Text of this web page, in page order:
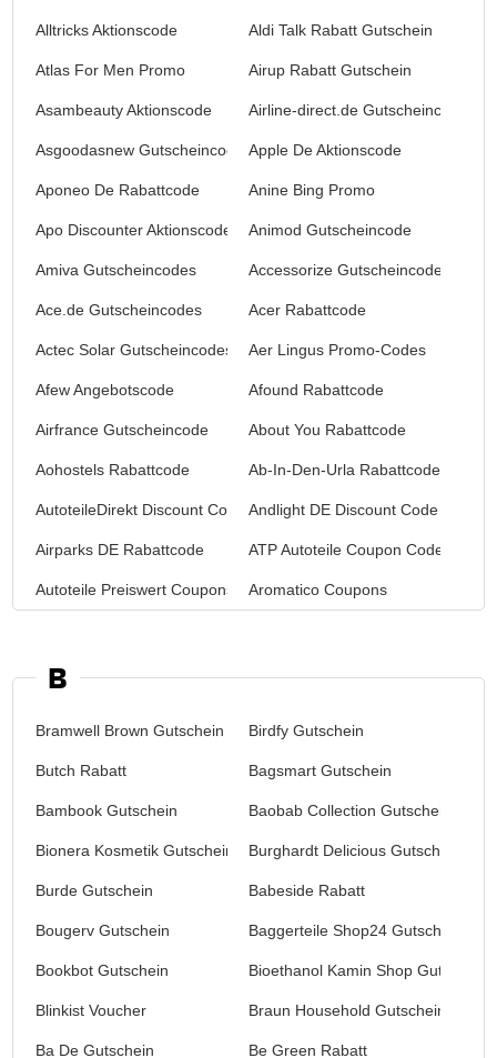
Alltricks Aktionscode Aldi Talk Rabatt Gutschein
Atlas For Men Promo Airup Rabatt Gutschein
Asambeauty Aktionscode Airline-direct.de Gutscheincodes
Asgoodasnew GutscheincodesApple De Aktionscode
Aponeo De Rabattcode Anine Bing Promo
Apo Discounter Aktionscode Animod Gutscheincode
Amiva Gutscheincodes Accessorize Gutscheincodes
Ace.de Gutscheincodes Acer Rabattcode
Actec Solar Gutscheincodes Aer Lingus Promo-Codes
Afew Angebotscode Afound Rabattcode
Airfrance Gutscheincode About You Rabattcode
Aohostels Rabattcode Ab-In-Den-Urla Rabattcode
AutoteileDirekt Discount Code Andlight DE Discount Code
Airparks DE Rabattcode ATP Autoteile Coupon Code
Autoteile Preiswert Coupons Aromatico Coupons
B
Bramwell Brown Gutschein Birdfy Gutschein
Butch Rabatt Bagsmart Gutschein
Bambook Gutschein Baobab Collection Gutschein
Bionera Kosmetik Gutschein Burghardt Delicious Gutschein
Burde Gutschein Babeside Rabatt
Bougerv Gutschein Baggerteile Shop24 Gutschein
Bookbot Gutschein Bioethanol Kamin Shop Gutschein
Blinkist Voucher Braun Household Gutschein
Ba De Gutschein Be Green Rabatt